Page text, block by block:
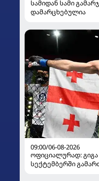
სამიდან სამი
დამარცხებულია
09:00/06-08-2026
ოფიციალურად: გიგა
სექტემბერში